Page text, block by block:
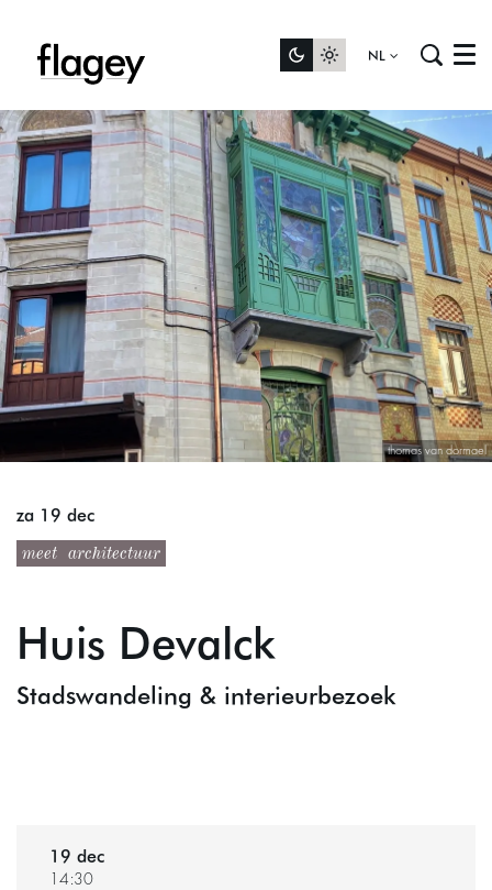
NL Menu
thomas van dormael
meet architectuur
Huis Devalck
Stadswandeling & interieurbezoek
za 19 dec
19 dec
14:30